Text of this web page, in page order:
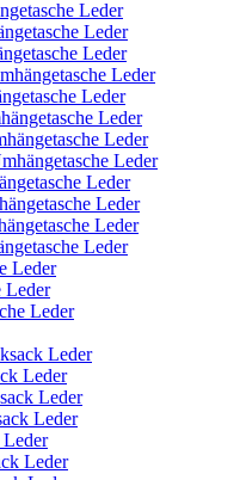
Leder
Leder
Leder
Leder
Leder
Leder
Leder
Leder
Leder
Leder
Leder
Leder
Leder
Leder
Leder
Leder
Leder
Leder
Leder
Leder